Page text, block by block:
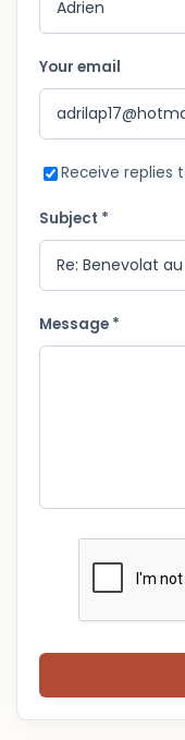
Your email
Receive replies
Subject *
Message *